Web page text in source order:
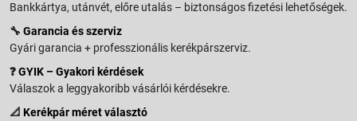
Bankkártya, utánvét, előre utalás – biztonságos fizetési lehetőségek.
🔧 Garancia és szerviz
Gyári garancia + professzionális kerékpárszerviz.
❓GYIK – Gyakori kérdések
Válaszok a leggyakoribb vásárlói kérdésekre.
📐 Kerékpár méret választó